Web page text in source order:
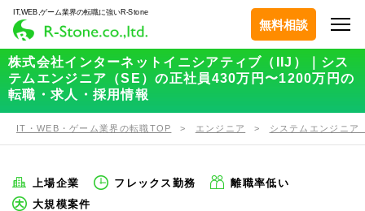
IT,WEB,ゲーム業界の転職に強いR-Stone
無料相談
株式会社インターネットイニシアティブ（IIJ）｜シス
テムエンジニア（SE）の正社員430万円〜1200万円の
転職・求人・採用情報
IT・WEB・ゲーム業界の転職TOP エンジニア システムエンジニア
上場企業 フレックス勤務
離職率低い
大規模案件